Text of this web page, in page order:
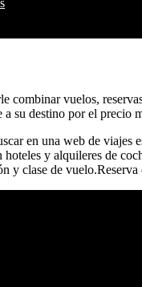
combinar vuelos,
su destino por el precio
en una web de viajes
hoteles y alquileres de
y clase de